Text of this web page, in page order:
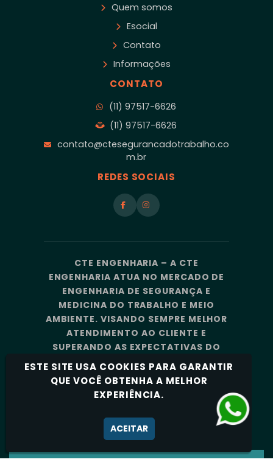
Quem somos
Esocial
Contato
Informações
CONTATO
(11) 97517-6626
(11) 97517-6626
contato@ctesegurancadotrabalho.co
m.br
REDES SOCIAIS
CTE ENGENHARIA – A CTE
ENGENHARIA ATUA NO MERCADO DE
ENGENHARIA DE SEGURANÇA E
MEDICINA DO TRABALHO E MEIO
AMBIENTE. VISANDO SEMPRE MELHOR
ATENDIMENTO AO CLIENTE E
SUPERANDO AS EXPECTATIVAS DO
MERCADO, A CTE ENGENHARIA
CONTA COM UMA EQUIPE DE
PROFISSIONAIS ALTAMENTE
CAPACITADOS E ESPECIALIZADOS.
Política de Privacidade
ESTE SITE USA COOKIES PARA GARANTIR
QUE VOCÊ OBTENHA A MELHOR
EXPERIÊNCIA.
ACEITAR